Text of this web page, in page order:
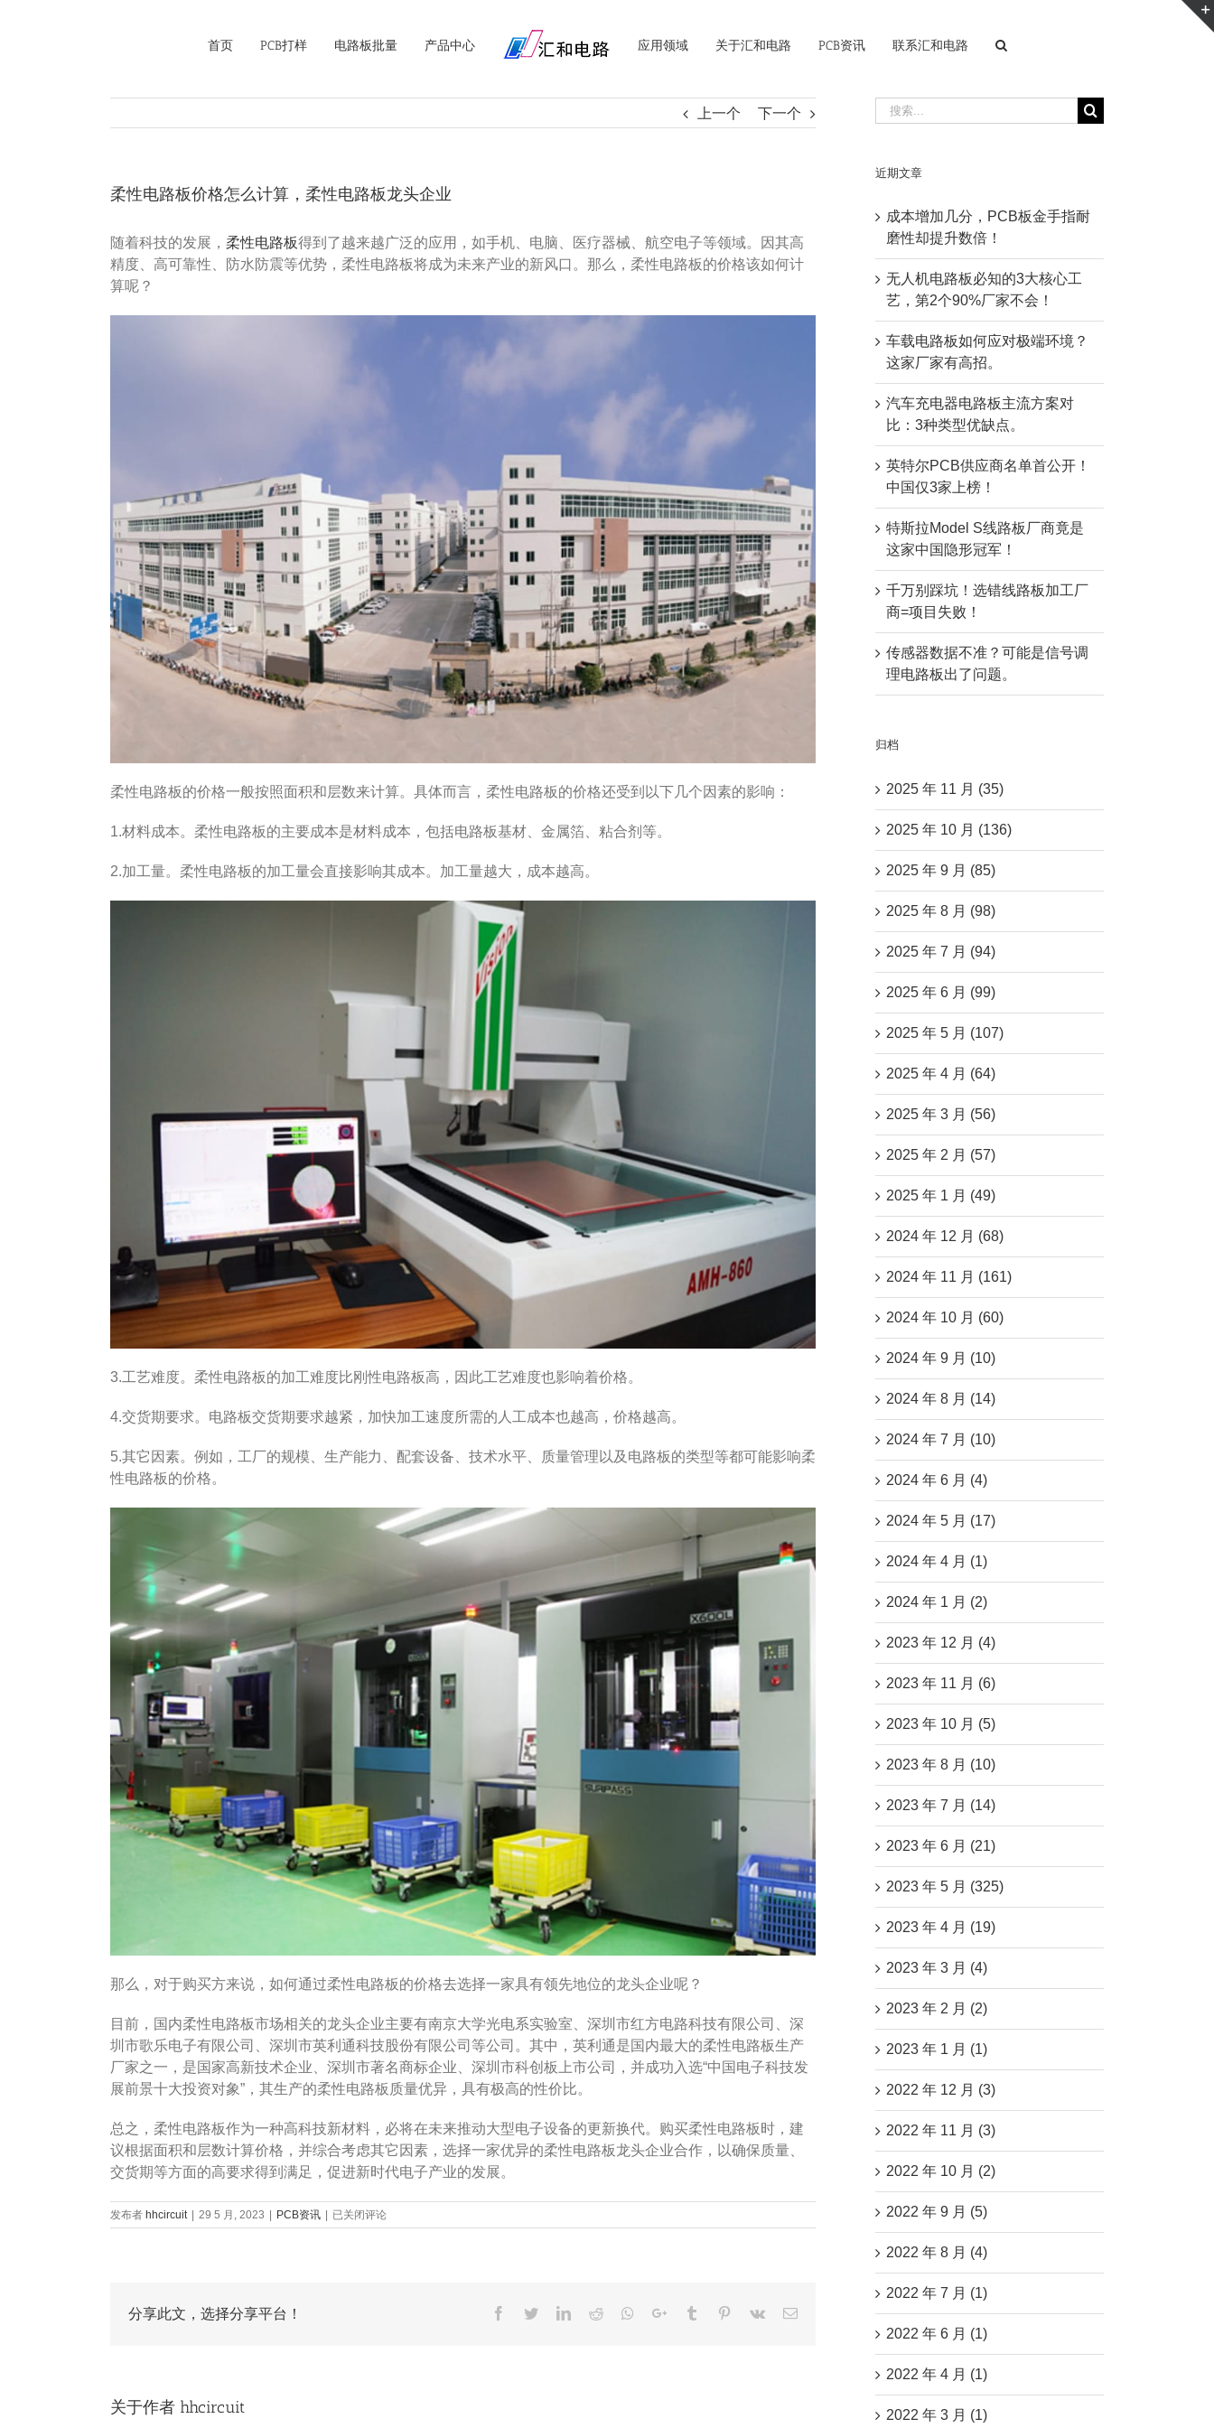
首页 PCB打样 电路板批量 产品中心 应用领域 关于汇和电路 PCB资讯 联系汇和电路
上一个 下一个
柔性电路板价格怎么计算，柔性电路板龙头企业
随着科技的发展， 柔性电路板得到了越来越广泛的应用，如手机、电脑、医疗器械、航空电子等领域。因其高
精度、高可靠性、防水防震等优势，柔性电路板将成为未来产业的新风口。那么，柔性电路板的价格该如何计
算呢？
柔性电路板的价格一般按照面积和层数来计算。具体而言，柔性电路板的价格还受到以下几个因素的影响：
1.材料成本。柔性电路板的主要成本是材料成本，包括电路板基材、金属箔、粘合剂等。
2.加工量。柔性电路板的加工量会直接影响其成本。加工量越大，成本越高。
3.工艺难度。柔性电路板的加工难度比刚性电路板高，因此工艺难度也影响着价格。
4.交货期要求。电路板交货期要求越紧，加快加工速度所需的人工成本也越高，价格越高。
5.其它因素。例如，工厂的规模、生产能力、配套设备、技术水平、质量管理以及电路板的类型等都可能影响柔
性电路板的价格。
那么，对于购买方来说，如何通过柔性电路板的价格去选择一家具有领先地位的龙头企业呢？
目前，国内柔性电路板市场相关的龙头企业主要有南京大学光电系实验室、深圳市红方电路科技有限公司、深
圳市歌乐电子有限公司、深圳市英利通科技股份有限公司等公司。其中，英利通是国内最大的柔性电路板生产
厂家之一，是国家高新技术企业、深圳市著名商标企业、深圳市科创板上市公司，并成功入选“中国电子科技发
展前景十大投资对象”，其生产的柔性电路板质量优异，具有极高的性价比。
总之，柔性电路板作为一种高科技新材料，必将在未来推动大型电子设备的更新换代。购买柔性电路板时，建
议根据面积和层数计算价格，并综合考虑其它因素，选择一家优异的柔性电路板龙头企业合作，以确保质量、
交货期等方面的高要求得到满足，促进新时代电子产业的发展。
发布者 hhcircuit | 29 5 月, 2023 | PCB资讯 | 柔
性
已关闭评论
分享此文，选择分享平台！ Facebook
TwitterLinkedIn
Reddit Whatsapp
Google+Tumblr Pinterest
Vk Email
关于作者 hhcircuit
索：
近期文章
成本增加几分，PCB板金手指耐
磨性却提升数倍！
无人机电路板必知的3大核心工
艺，第2个90%厂家不会！
车载电路板如何应对极端环境？
这家厂家有高招。
汽车充电器电路板主流方案对
比：3种类型优缺点。
英特尔PCB供应商名单首公开！
中国仅3家上榜！
特斯拉Model S线路板厂商竟是
这家中国隐形冠军！
千万别踩坑！选错线路板加工厂
商=项目失败！
传感器数据不准？可能是信号调
理电路板出了问题。
归档
2025 年 11 月 (35)
2025 年 10 月 (136)
2025 年 9 月 (85)
2025 年 8 月 (98)
2025 年 7 月 (94)
2025 年 6 月 (99)
2025 年 5 月 (107)
2025 年 4 月 (64)
2025 年 3 月 (56)
2025 年 2 月 (57)
2025 年 1 月 (49)
2024 年 12 月 (68)
2024 年 11 月 (161)
2024 年 10 月 (60)
2024 年 9 月 (10)
2024 年 8 月 (14)
2024 年 7 月 (10)
2024 年 6 月 (4)
2024 年 5 月 (17)
2024 年 4 月 (1)
2024 年 1 月 (2)
2023 年 12 月 (4)
2023 年 11 月 (6)
2023 年 10 月 (5)
2023 年 8 月 (10)
2023 年 7 月 (14)
2023 年 6 月 (21)
2023 年 5 月 (325)
2023 年 4 月 (19)
2023 年 3 月 (4)
2023 年 2 月 (2)
2023 年 1 月 (1)
2022 年 12 月 (3)
2022 年 11 月 (3)
2022 年 10 月 (2)
2022 年 9 月 (5)
2022 年 8 月 (4)
2022 年 7 月 (1)
2022 年 6 月 (1)
2022 年 4 月 (1)
2022 年 3 月 (1)